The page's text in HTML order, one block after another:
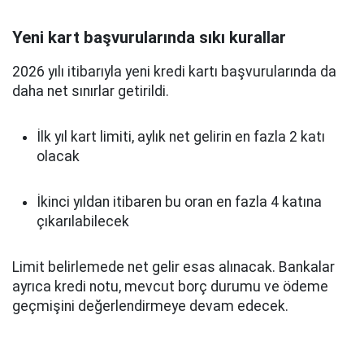
Yeni kart başvurularında sıkı kurallar
2026 yılı itibarıyla yeni kredi kartı başvurularında da
daha net sınırlar getirildi.
İlk yıl kart limiti, aylık net gelirin en fazla 2 katı
olacak
İkinci yıldan itibaren bu oran en fazla 4 katına
çıkarılabilecek
Limit belirlemede net gelir esas alınacak. Bankalar
ayrıca kredi notu, mevcut borç durumu ve ödeme
geçmişini değerlendirmeye devam edecek.